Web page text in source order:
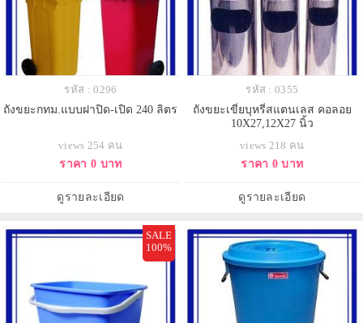
รหัส : 0296
ถังขยะกทม.แบบฝาปิด-เปิด 240 ลิตร
views 254 คน
ราคา 0 บาท
ดูรายละเอียด
รหัส : 0355
ถังขยะเขี่ยบุหรี่สแตนเลส คอลอย
10X27,12X27 นิ้ว
views 218 คน
ราคา 0 บาท
ดูรายละเอียด
SALE
100%